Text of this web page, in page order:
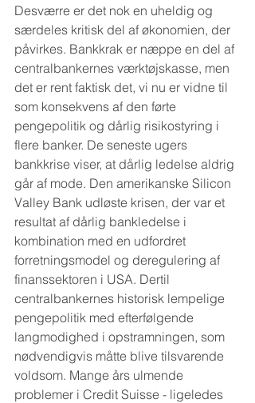
Desværre er det nok en uheldig og
særdeles kritisk del af økonomien, der
påvirkes. Bankkrak er næppe en del af
centralbankernes værktøjskasse, men
det er rent faktisk det, vi nu er vidne til
som konsekvens af den førte
pengepolitik og dårlig risikostyring i
flere banker. De seneste ugers
bankkrise viser, at dårlig ledelse aldrig
går af mode. Den amerikanske Silicon
Valley Bank udløste krisen, der var et
resultat af dårlig bankledelse i
kombination med en udfordret
forretningsmodel og deregulering af
finanssektoren i USA. Dertil
centralbankernes historisk lempelige
pengepolitik med efterfølgende
langmodighed i opstramningen, som
nødvendigvis måtte blive tilsvarende
voldsom. Mange års ulmende
problemer i Credit Suisse - ligeledes